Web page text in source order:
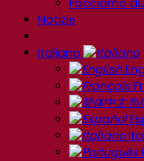
Notizie
Italiano
简